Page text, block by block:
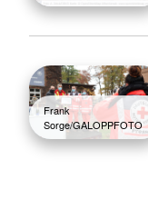
Frank
Sorge/GALOPPFOTO